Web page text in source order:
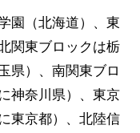
園（北海道）、東
関東ブロックは栃
県）、南関東ブロ
神奈川県）、東京
東京都）、北陸信